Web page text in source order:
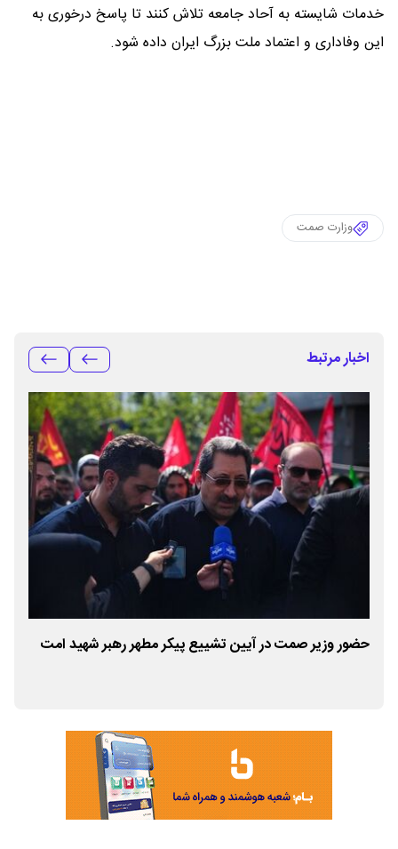
خدمات شایسته به آحاد جامعه تلاش کنند تا پاسخ درخوری به
این وفاداری و اعتماد ملت بزرگ ایران داده شود.
وزارت صمت
اخبار مرتبط
حضور وزیر صمت در آیین تشییع پیکر مطهر رهبر شهید امت